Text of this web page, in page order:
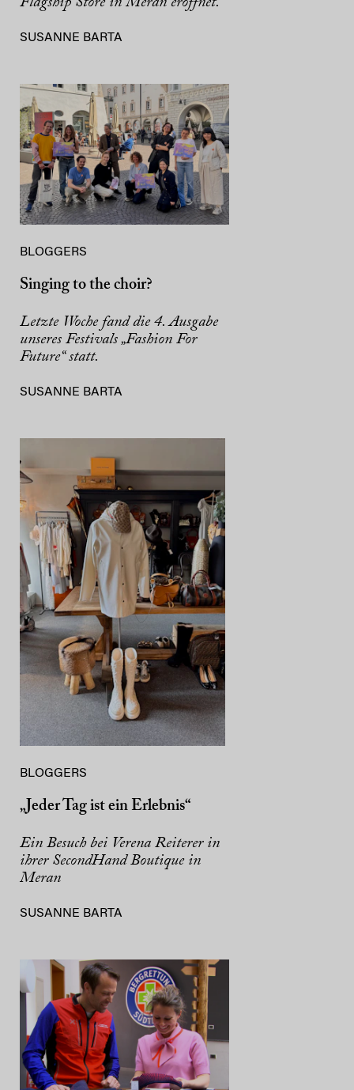
SUSANNE BARTA
BLOGGERS
Singing to the choir?
Letzte Woche fand die 4. Ausgabe
unseres Festivals „Fashion For
Future“ statt.
SUSANNE BARTA
BLOGGERS
„Jeder Tag ist ein Erlebnis“
Ein Besuch bei Verena Reiterer in
ihrer SecondHand Boutique in
Meran
SUSANNE BARTA